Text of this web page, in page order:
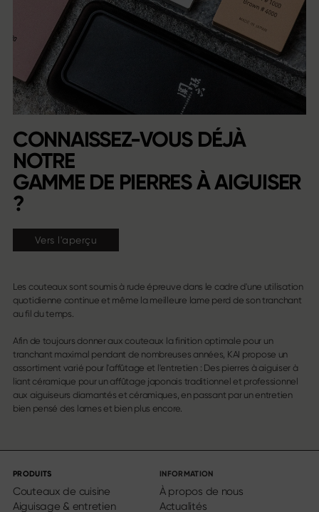
CONNAISSEZ-VOUS DÉJÀ
NOTRE
GAMME DE PIERRES À AIGUISER
?
Vers l'aperçu
Les couteaux sont soumis à rude épreuve dans le cadre d'une utilisation
quotidienne continue et même la meilleure lame perd de son tranchant
au fil du temps.
Afin de toujours donner aux couteaux la finition optimale pour un
tranchant maximal pendant de nombreuses années, KAI propose un
assortiment varié pour l'affûtage et l'entretien : Des pierres à aiguiser à
liant céramique pour un affûtage japonais traditionnel et professionnel
aux aiguiseurs diamantés et céramiques, en passant par un entretien
bien pensé des lames et bien plus encore.
PRODUITS
Couteaux de cuisine
Aiguisage & entretien
INFORMATION
À propos de nous
Actualités